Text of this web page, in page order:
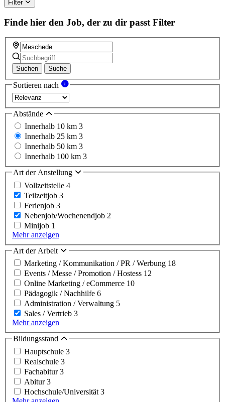
Filter
Finde hier den Job, der zu dir passt Filter
Suchen Suche
Sortieren nach
Abstände
Innerhalb 10 km 3
Innerhalb 25 km 3
Innerhalb 50 km 3
Innerhalb 100 km 3
Art der Anstellung
Vollzeitstelle 4
Teilzeitjob 3
Ferienjob 3
Nebenjob/Wochenendjob 2
Minijob 1
Mehr anzeigen
Art der Arbeit
Marketing / Kommunikation / PR / Werbung 18
Events / Messe / Promotion / Hostess 12
Online Marketing / eCommerce 10
Pädagogik / Nachhilfe 6
Administration / Verwaltung 5
Sales / Vertrieb 3
Mehr anzeigen
Bildungsstand
Hauptschule 3
Realschule 3
Fachabitur3
Abitur3
Hochschule/Universität 3